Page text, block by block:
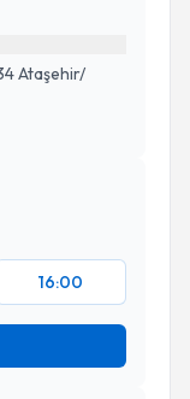
Ataşehir/
16:00